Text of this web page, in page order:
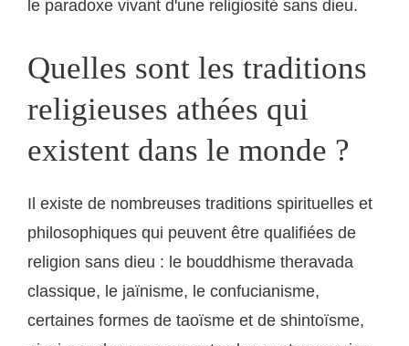
le paradoxe vivant d'une religiosité sans dieu.
Quelles sont les traditions
religieuses athées qui
existent dans le monde ?
Il existe de nombreuses traditions spirituelles et
philosophiques qui peuvent être qualifiées de
religion sans dieu : le bouddhisme theravada
classique, le jaïnisme, le confucianisme,
certaines formes de taoïsme et de shintoïsme,